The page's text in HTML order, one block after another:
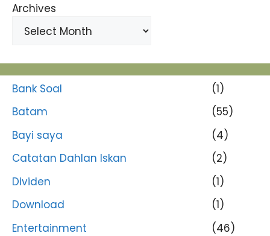
Archives
Bank Soal
(1)
Batam
(55)
Bayi saya
(4)
Catatan Dahlan Iskan
(2)
Dividen
(1)
Download
(1)
Entertainment
(46)